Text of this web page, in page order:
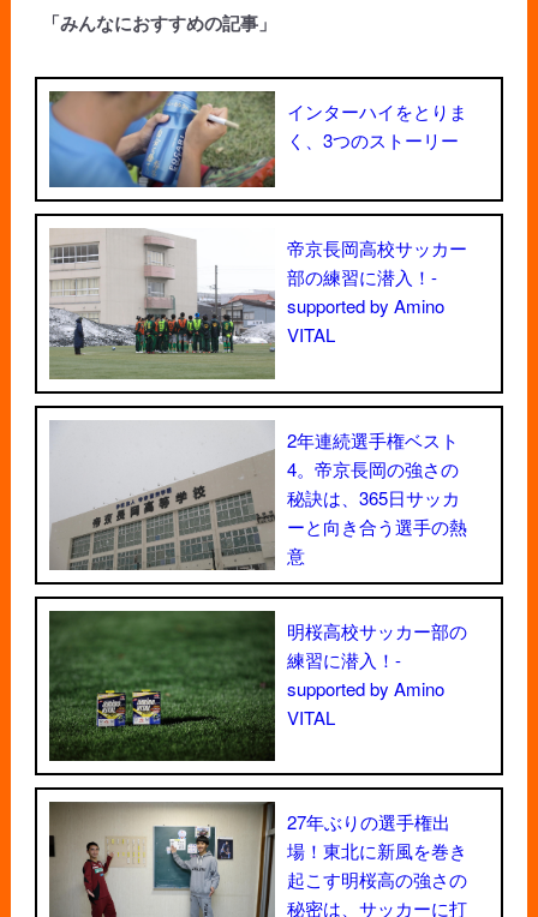
「みんなにおすすめの記事」
インターハイをとりま
く、3つのストーリー
帝京長岡高校サッカー
部の練習に潜入！-
supported by Amino
VITAL
2年連続選手権ベスト
4。帝京長岡の強さの
秘訣は、365日サッカ
ーと向き合う選手の熱
意
明桜高校サッカー部の
練習に潜入！-
supported by Amino
VITAL
27年ぶりの選手権出
場！東北に新風を巻き
起こす明桜高の強さの
秘密は、サッカーに打